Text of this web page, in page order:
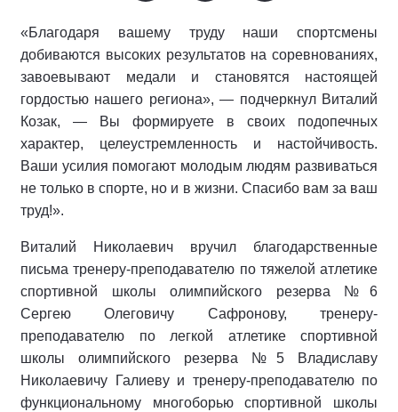
«Благодаря вашему труду наши спортсмены
добиваются высоких результатов на соревнованиях,
завоевывают медали и становятся настоящей
гордостью нашего региона», — подчеркнул Виталий
Козак, — Вы формируете в своих подопечных
характер, целеустремленность и настойчивость.
Ваши усилия помогают молодым людям развиваться
не только в спорте, но и в жизни. Спасибо вам за ваш
труд!».
Виталий Николаевич вручил благодарственные
письма тренеру-преподавателю по тяжелой атлетике
спортивной школы олимпийского резерва №6
Сергею Олеговичу Сафронову, тренеру-
преподавателю по легкой атлетике спортивной
школы олимпийского резерва №5 Владиславу
Николаевичу Галиеву и тренеру-преподавателю по
функциональному многоборью спортивной школы